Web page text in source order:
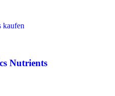
Nutrients